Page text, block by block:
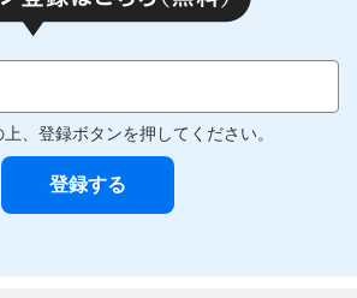
、登録ボタンを押してください。